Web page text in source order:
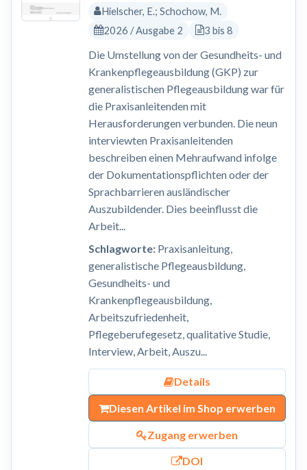
Hielscher, E.; Schochow, M.
2026 / Ausgabe 2
3 bis 8
Die Umstellung von der Gesundheits- und
Krankenpflegeausbildung (GKP) zur
generalistischen Pflegeausbildung war für
die Praxisanleitenden mit
Herausforderungen verbunden. Die neun
interviewten Praxisanleitenden
beschreiben einen Mehraufwand infolge
der Dokumentationspflichten oder der
Sprachbarrieren ausländischer
Auszubildender. Dies beeinflusst die
Arbeit...
Schlagworte:Praxisanleitung,
generalistische Pflegeausbildung,
Gesundheits- und
Krankenpflegeausbildung,
Arbeitszufriedenheit,
Pflegeberufegesetz, qualitative Studie,
Interview, Arbeit, Auszu...
Details
Diesen Artikel im Shop erwerben
Zugang erwerben
DOI